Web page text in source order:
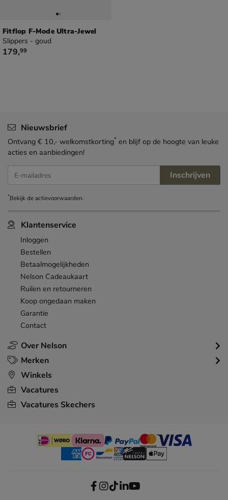
Fitflop F-Mode Ultra-Jewel
Slippers - goud
€ 179,99
179,99
Over Nelson
Klantenservice
Inloggen
Bestellen
Betaalmogelijkheden
Nelson Cadeaukaart
Ruilen en retourneren
Koop ongedaan maken
Garantie
Contact
Merken
Winkels
Vacatures
Vacatures Skechers
Nieuwsbrief
Ontvang € 10,- welkomstkorting* en blijf op de hoogte van leuke
acties en aanbiedingen!
E-mailadres Inschrijven
*Bekijk deactievoorwaarden.